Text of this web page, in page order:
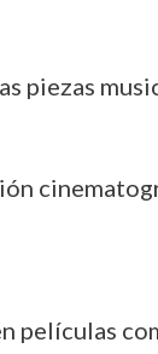
piezas
películas